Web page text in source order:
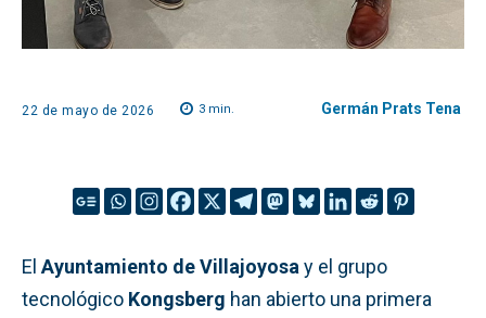
22 de mayo de 2026 3 min. Germán Prats Tena
El Ayuntamiento de Villajoyosa y el grupo
tecnológico Kongsberg han abierto una primera